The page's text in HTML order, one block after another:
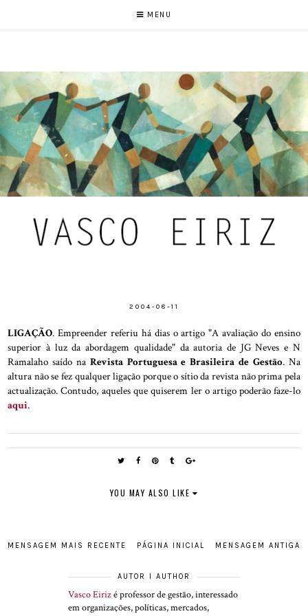
MENU
2004-08-11
LIGAÇÃO. Empreender referiu há dias o artigo "A avaliação do ensino
superior à luz da abordagem qualidade" da autoria de JG Neves e N
Ramalaho saído na Revista Portuguesa e Brasileira de Gestão. Na
altura não se fez qualquer ligação porque o sítio da revista não prima pela
actualização. Contudo, aqueles que quiserem ler o artigo poderão faze-lo
aqui.
YOU MAY ALSO LIKE
MENSAGEM MAIS RECENTE MENSAGEM ANTIGA
PÁGINA INICIAL
AUTOR I AUTHOR
Vasco Eirizé professor de gestão, interessado
em organizações, políticas, mercados,